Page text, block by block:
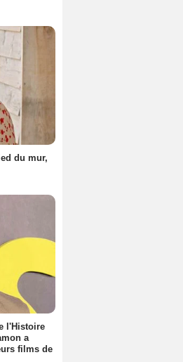
du mur,
l'Histoire
a
films de